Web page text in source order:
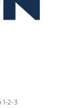
2-3